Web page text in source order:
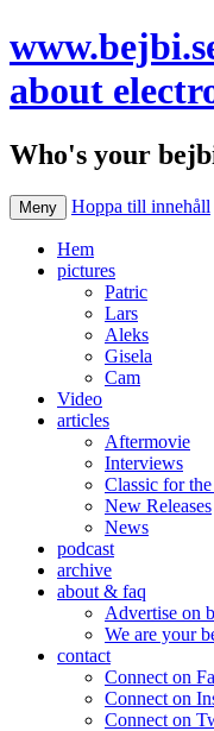
about
Who's your
Meny Hoppa till innehåll
Hem
pictures
Patric
Lars
Aleks
Gisela
Cam
Video
articles
Aftermovie
Interviews
Classic for
New Releases
News
podcast
archive
about & faq
Advertise on
We are your
contact
Connect on
Connect on
Connect on